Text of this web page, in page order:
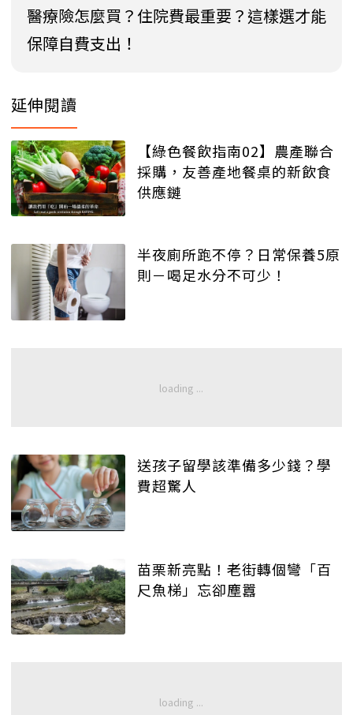
醫療險怎麼買？住院費最重要？這樣選才能
保障自費支出！
延伸閱讀
【綠色餐飲指南02】農產聯合
採購，友善產地餐桌的新飲食
供應鏈
半夜廁所跑不停？日常保養5原
則－喝足水分不可少！
送孩子留學該準備多少錢？學
費超驚人
苗栗新亮點！老街轉個彎「百
尺魚梯」忘卻塵囂